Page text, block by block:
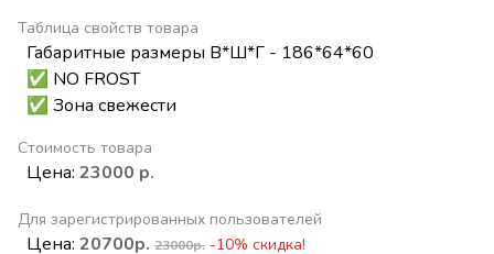
Таблица свойств товара
Габаритные размеры В*Ш*Г - 186*64*60
✅ NO FROST
✅ Зона свежести
Стоимость товара
Цена: 23000 р.
Для зарегистрированных пользователей
Цена: 20700р. 23000р. -10% скидка!